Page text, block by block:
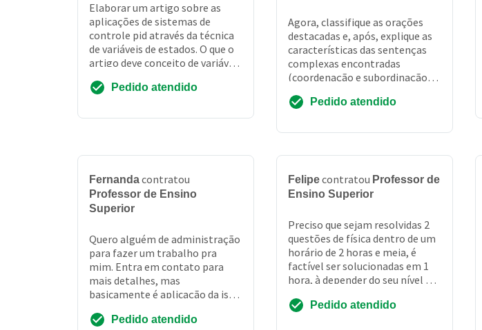
Elaborar um artigo sobre as
aplicações de sistemas de
controle pid através da técnica
de variáveis de estados. O que o
artigo deve conceito de variável
controlabili...
Pedido atendido
Agora, classifique as orações
destacadas e, após, explique as
características das sentenças
complexas encontradas
(coordenação e subordinação)
[ mas a ed...
Pedido atendido
Fernandacontratou
Professor de Ensino
Superior
Quero alguém de administração
para fazer um trabalho pra
mim. Entra em contato para
mais detalhes, mas
basicamente é aplicação da iso
advocaciaPedido atendido
Felipecontratou Professor de
Ensino Superior
Preciso que sejam resolvidas 2
questões de física dentro de um
horário de 2 horas e meia, é
factível ser solucionadas em 1
hora, à depender do seu nível de
possu...Pedido atendido